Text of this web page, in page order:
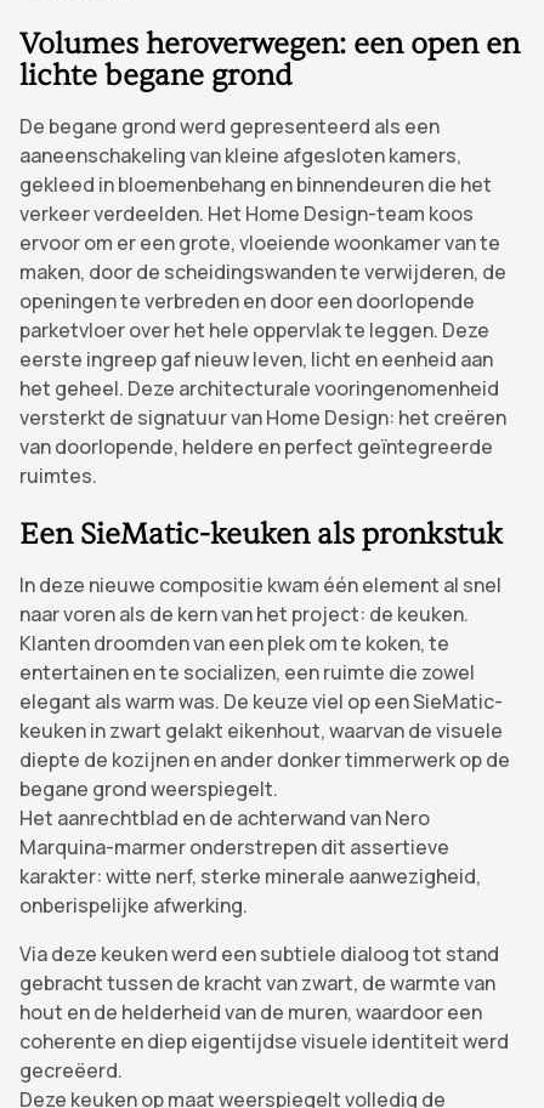
Volumes heroverwegen: een open en
lichte begane grond
De begane grond werd gepresenteerd als een
aaneenschakeling van kleine afgesloten kamers,
gekleed in bloemenbehang en binnendeuren die het
verkeer verdeelden. Het Home Design-team koos
ervoor om er een grote, vloeiende woonkamer van te
maken, door de scheidingswanden te verwijderen, de
openingen te verbreden en door een doorlopende
parketvloer over het hele oppervlak te leggen. Deze
eerste ingreep gaf nieuw leven, licht en eenheid aan
het geheel. Deze architecturale vooringenomenheid
versterkt de signatuur van Home Design: het creëren
van doorlopende, heldere en perfect geïntegreerde
ruimtes.
Een SieMatic-keuken als pronkstuk
In deze nieuwe compositie kwam één element al snel
naar voren als de kern van het project: de keuken.
Klanten droomden van een plek om te koken, te
entertainen en te socializen, een ruimte die zowel
elegant als warm was. De keuze viel op een SieMatic-
keuken in zwart gelakt eikenhout, waarvan de visuele
diepte de kozijnen en ander donker timmerwerk op de
begane grond weerspiegelt.
Het aanrechtblad en de achterwand van Nero
Marquina-marmer onderstrepen dit assertieve
karakter: witte nerf, sterke minerale aanwezigheid,
onberispelijke afwerking.
Via deze keuken werd een subtiele dialoog tot stand
gebracht tussen de kracht van zwart, de warmte van
hout en de helderheid van de muren, waardoor een
coherente en diep eigentijdse visuele identiteit werd
gecreëerd.
Deze keuken op maat weerspiegelt volledig de